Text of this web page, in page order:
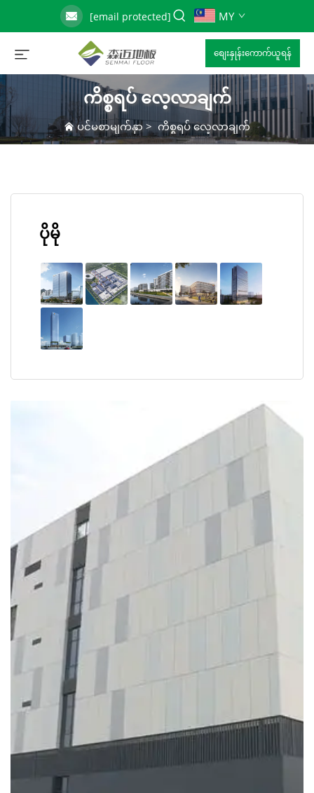
[email protected] MY
စျေးနှုန်းကောက်ယူရန်
ကိစ္စရပ် လေ့လာချက်
ပင်မစာမျက်နှာ > ကိစ္စရပ် လေ့လာချက်
ပိုမို